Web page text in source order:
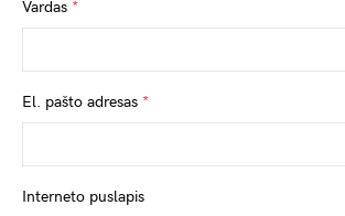
Vardas *
El. pašto adresas *
Interneto puslapis